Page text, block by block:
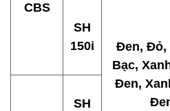
CBS
Đen, Đỏ,
Bạc,
Đen,
SH
150i
SH